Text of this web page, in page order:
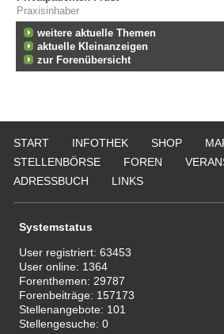
Praxisinhaber
weitere aktuelle Themen
aktuelle Kleinanzeigen
zur Forenübersicht
START INFOTHEK SHOP
STELLENBÖRSE
FOREN
ADRESSBUCH
LINKS
Systemstatus
User registriert:63453
User online: 1364
Forenthemen: 29787
Forenbeiträge: 157173
Stellenangebote: 101
Stellengesuche:0